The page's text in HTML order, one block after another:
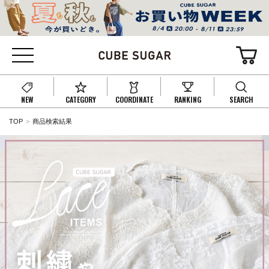
NEW CATEGORY COORDINATE RANKING SEARCH
TOP 商品検索結果